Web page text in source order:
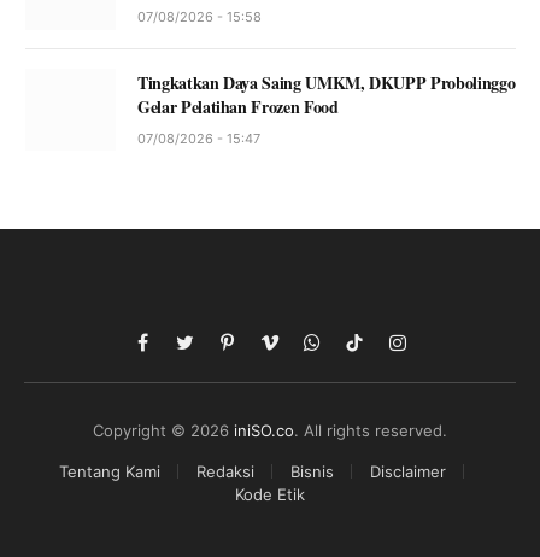
07/08/2026 - 15:58
Tingkatkan Daya Saing UMKM, DKUPP Probolinggo
Gelar Pelatihan Frozen Food
07/08/2026 - 15:47
Facebook
TwitterPinterestVimeoWhatsApp
TikTokInstagram
Copyright © 2026 iniSO.co. All rights reserved.
Tentang Kami Redaksi Bisnis
Disclaimer
Kode Etik